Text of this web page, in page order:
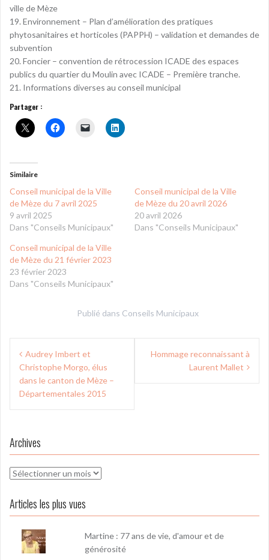
ville de Mèze
19. Environnement – Plan d’amélioration des pratiques
phytosanitaires et horticoles (PAPPH) – validation et demandes de
subvention
20. Foncier – convention de rétrocession ICADE des espaces
publics du quartier du Moulin avec ICADE – Première tranche.
21. Informations diverses au conseil municipal
Partager :
Similaire
Conseil municipal de la Ville
de Mèze du 7 avril 2025
9 avril 2025
Dans "Conseils Municipaux"
Conseil municipal de la Ville
de Mèze du 20 avril 2026
20 avril 2026
Dans "Conseils Municipaux"
Conseil municipal de la Ville
de Mèze du 21 février 2023
23 février 2023
Dans "Conseils Municipaux"
Publié dans Conseils Municipaux
Navigation
de
l’article
Audrey Imbert et
Christophe Morgo, élus
dans le canton de Mèze –
Départementales 2015
Hommage reconnaissant à
Laurent Mallet
Archives
Archives
Articles les plus vues
Martine : 77 ans de vie, d'amour et de
générosité